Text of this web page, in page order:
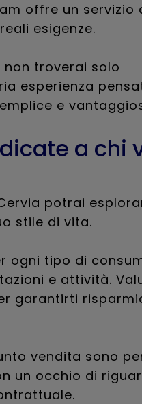
offre un servizio
esigenze.
non troverai solo
esperienza
e
a chi
potrai
stile di vita.
ogni tipo di
e attività.
garantirti
vendita sono
un occhio di